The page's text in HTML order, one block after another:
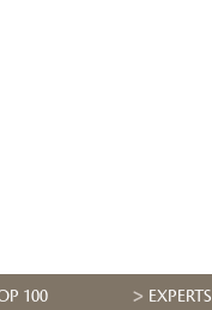
100 EXPERTS